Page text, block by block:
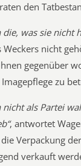
den
die, was sie nicht
Weckers nicht
gegenüber
zu
nicht als Partei
, antwortet
die Verpackung
verkauft